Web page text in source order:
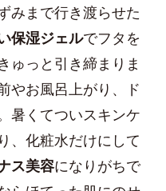
みまで行き渡らせた
保湿ジェルでフタを
ゅっと引き締まりま
やお風呂上がり、ド
暑くてついスキンケ
、化粧水だけにして
ス美容になりがちで